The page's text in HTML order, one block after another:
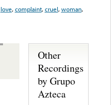
love,complaint,cruel,woman,
Other
Recordings
by Grupo
Azteca